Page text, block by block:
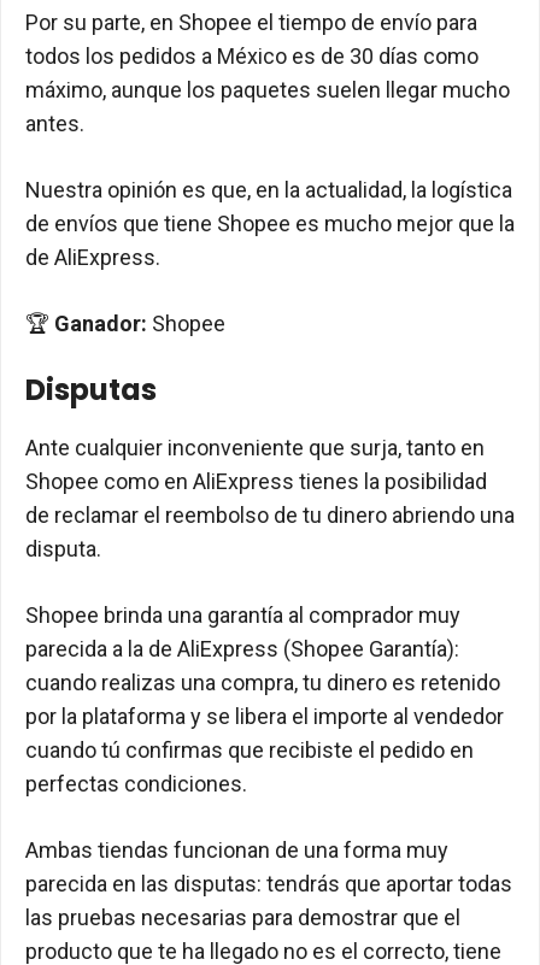
Por su parte, en Shopee el tiempo de envío para
todos los pedidos a México es de 30 días como
máximo, aunque los paquetes suelen llegar mucho
antes.
Nuestra opinión es que, en la actualidad, la logística
de envíos que tiene Shopee es mucho mejor que la
de AliExpress.
🏆 Ganador: Shopee
Disputas
Ante cualquier inconveniente que surja, tanto en
Shopee como en AliExpress tienes la posibilidad
de reclamar el reembolso de tu dinero abriendo una
disputa.
Shopee brinda una garantía al comprador muy
parecida a la de AliExpress (Shopee Garantía):
cuando realizas una compra, tu dinero es retenido
por la plataforma y se libera el importe al vendedor
cuando tú confirmas que recibiste el pedido en
perfectas condiciones.
Ambas tiendas funcionan de una forma muy
parecida en las disputas: tendrás que aportar todas
las pruebas necesarias para demostrar que el
producto que te ha llegado no es el correcto, tiene